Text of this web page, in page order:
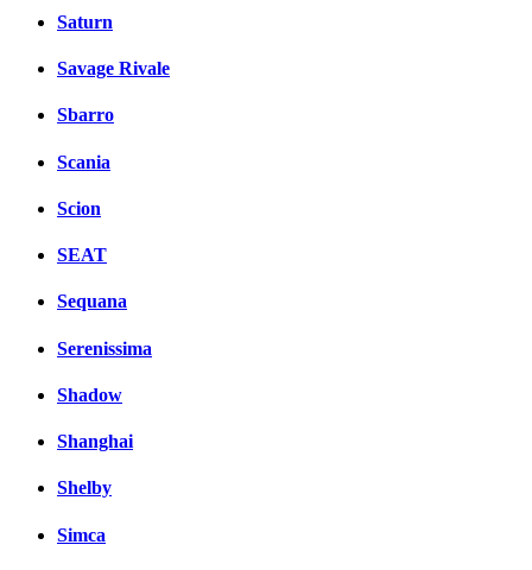
Saturn
Savage Rivale
Sbarro
Scania
Scion
SEAT
Sequana
Serenissima
Shadow
Shanghai
Shelby
Simca